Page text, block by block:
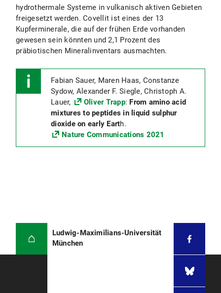
hydrothermale Systeme in vulkanisch aktiven Gebieten
freigesetzt werden. Covellit ist eines der 13
Kupferminerale, die auf der frühen Erde vorhanden
gewesen sein könnten und 2,1 Prozent des
präbiotischen Mineralinventars ausmachten.
Fabian Sauer, Maren Haas, Constanze
Sydow, Alexander F. Siegle, Christoph A.
Lauer,
Oliver Trapp: From amino acid
mixtures to peptides in liquid sulphur
dioxide on early Earth.
Nature Communications 2021
Ludwig-Maximilians-Universität
München